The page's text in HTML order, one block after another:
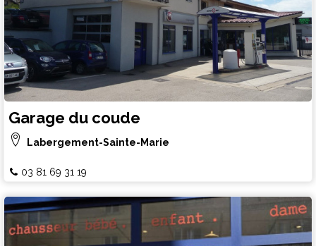
Garage du coude
Labergement-Sainte-Marie
03 81 69 31 19